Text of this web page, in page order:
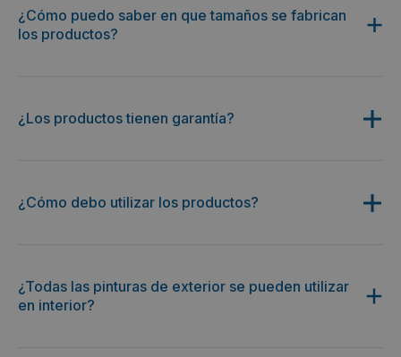
¿Cómo puedo saber en que tamaños se fabrican
los productos?
¿Los productos tienen garantía?
¿Cómo debo utilizar los productos?
¿Todas las pinturas de exterior se pueden utilizar
en interior?